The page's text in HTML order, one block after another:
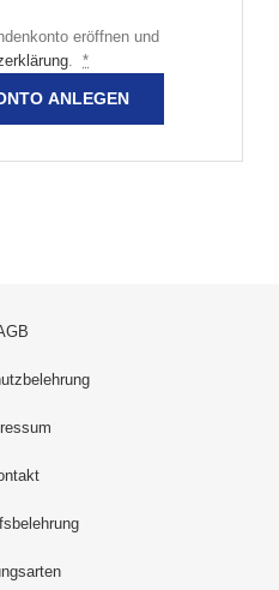
eröffnen und
. *
ANLEGEN